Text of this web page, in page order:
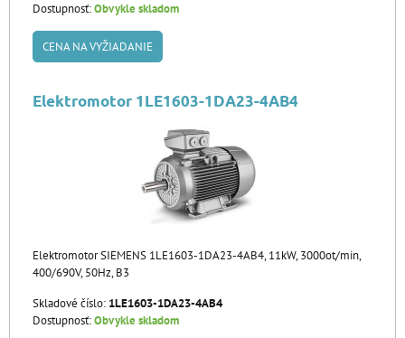
Dostupnosť:Obvykle skladom
CENA NA VYŽIADANIE
Elektromotor 1LE1603-1DA23-4AB4
Elektromotor SIEMENS 1LE1603-1DA23-4AB4, 11kW, 3000ot/min,
400/690V, 50Hz, B3
Skladové číslo: 1LE1603-1DA23-4AB4
Dostupnosť:Obvykle skladom